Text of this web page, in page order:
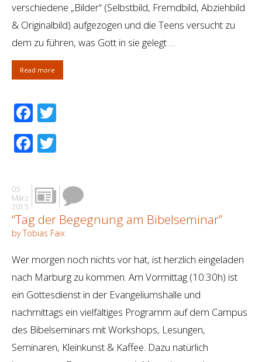
verschiedene „Bilder“ (Selbstbild, Fremdbild, Abziehbild
& Originalbild) aufgezogen und die Teens versucht zu
dem zu führen, was Gott in sie gelegt …
Read more
Facebook
Facebook
05
März
2015
“Tag der Begegnung am Bibelseminar”
by Tobias Faix
Wer morgen noch nichts vor hat, ist herzlich eingeladen
nach Marburg zu kommen. Am Vormittag (10:30h) ist
ein Gottesdienst in der Evangeliumshalle und
nachmittags ein vielfältiges Programm auf dem Campus
des Bibelseminars mit Workshops, Lesungen,
Seminaren, Kleinkunst & Kaffee. Dazu natürlich